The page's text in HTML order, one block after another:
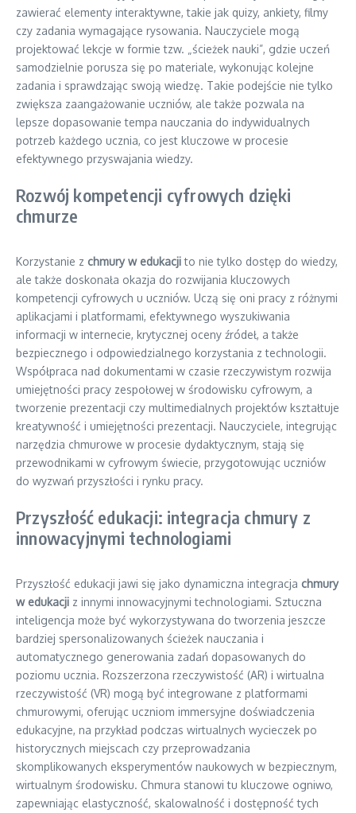
zawierać elementy interaktywne, takie jak quizy, ankiety, filmy
czy zadania wymagające rysowania. Nauczyciele mogą
projektować lekcje w formie tzw. „ścieżek nauki”, gdzie uczeń
samodzielnie porusza się po materiale, wykonując kolejne
zadania i sprawdzając swoją wiedzę. Takie podejście nie tylko
zwiększa zaangażowanie uczniów, ale także pozwala na
lepsze dopasowanie tempa nauczania do indywidualnych
potrzeb każdego ucznia, co jest kluczowe w procesie
efektywnego przyswajania wiedzy.
Rozwój kompetencji cyfrowych dzięki
chmurze
Korzystanie z chmury w edukacjito nie tylko dostęp do wiedzy,
ale także doskonała okazja do rozwijania kluczowych
kompetencji cyfrowych u uczniów. Uczą się oni pracy z różnymi
aplikacjami i platformami, efektywnego wyszukiwania
informacji w internecie, krytycznej oceny źródeł, a także
bezpiecznego i odpowiedzialnego korzystania z technologii.
Współpraca nad dokumentami w czasie rzeczywistym rozwija
umiejętności pracy zespołowej w środowisku cyfrowym, a
tworzenie prezentacji czy multimedialnych projektów kształtuje
kreatywność i umiejętności prezentacji. Nauczyciele, integrując
narzędzia chmurowe w procesie dydaktycznym, stają się
przewodnikami w cyfrowym świecie, przygotowując uczniów
do wyzwań przyszłości i rynku pracy.
Przyszłość edukacji: integracja chmury z
innowacyjnymi technologiami
Przyszłość edukacji jawi się jako dynamiczna integracja chmury
w edukacji z innymi innowacyjnymi technologiami. Sztuczna
inteligencja może być wykorzystywana do tworzenia jeszcze
bardziej spersonalizowanych ścieżek nauczania i
automatycznego generowania zadań dopasowanych do
poziomu ucznia. Rozszerzona rzeczywistość (AR) i wirtualna
rzeczywistość (VR) mogą być integrowane z platformami
chmurowymi, oferując uczniom immersyjne doświadczenia
edukacyjne, na przykład podczas wirtualnych wycieczek po
historycznych miejscach czy przeprowadzania
skomplikowanych eksperymentów naukowych w bezpiecznym,
wirtualnym środowisku. Chmura stanowi tu kluczowe ogniwo,
zapewniając elastyczność, skalowalność i dostępność tych